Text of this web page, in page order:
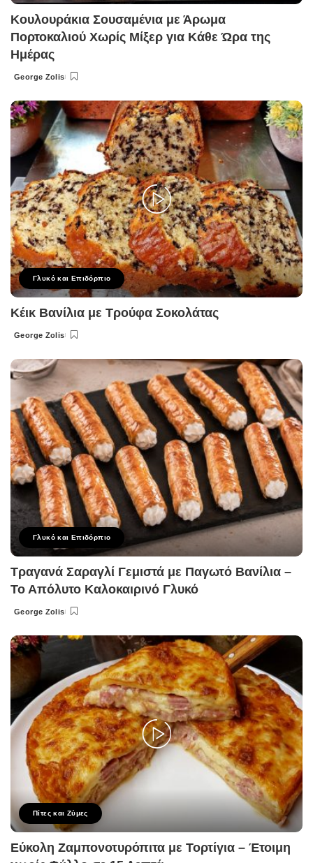
Κουλουράκια Σουσαμένια με Άρωμα
Πορτοκαλιού Χωρίς Μίξερ για Κάθε Ώρα της
Ημέρας
Posted
George Zolis
Γλυκό και Επιδόρπιο
Κέικ Βανίλια με Τρούφα Σοκολάτας
Posted
George Zolis
Γλυκό και Επιδόρπιο
Τραγανά Σαραγλί Γεμιστά με Παγωτό Βανίλια –
Το Απόλυτο Καλοκαιρινό Γλυκό
Posted
George Zolis
Πίτες και Ζύμες
Εύκολη Ζαμπονοτυρόπιτα με Τορτίγια – Έτοιμη